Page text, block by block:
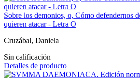
Sobre los demonios, o, Cómo defendernos
quieren atacar - Letra O
Cruzábal, Daniela
Sin calificación
Detalles de producto